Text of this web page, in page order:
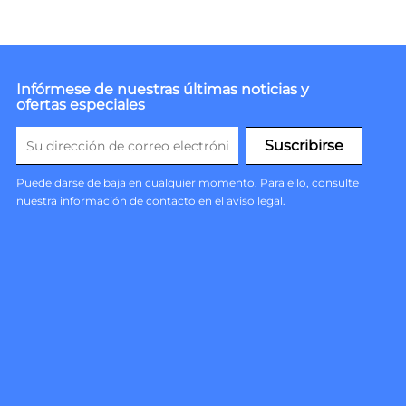
Infórmese de nuestras últimas noticias y
ofertas especiales
Puede darse de baja en cualquier momento. Para ello, consulte
nuestra información de contacto en el aviso legal.